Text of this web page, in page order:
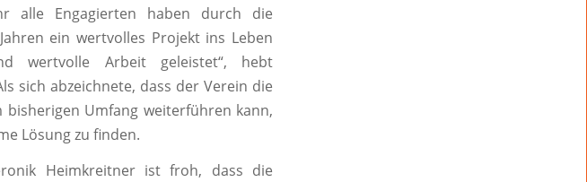
alle Engagierten haben durch die
ein wertvolles Projekt ins Leben
wertvolle Arbeit geleistet“, hebt
sich abzeichnete, dass der Verein die
Umfang weiterführen kann,
Lösung zu finden.
Heimkreitner ist froh, dass die